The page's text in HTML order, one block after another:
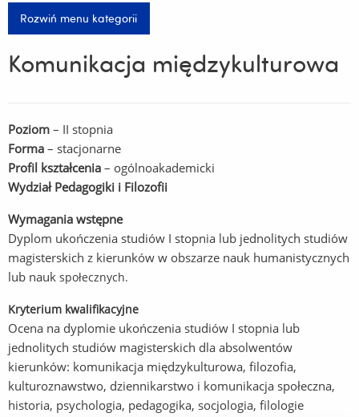
Rozwiń menu kategorii
Komunikacja międzykulturowa
Poziom – II stopnia
Forma – stacjonarne
Profil kształcenia – ogólnoakademicki
Wydział Pedagogiki i Filozofii
Wymagania wstępne
Dyplom ukończenia studiów I stopnia lub jednolitych studiów
magisterskich z kierunków w obszarze nauk humanistycznych
lub nauk społecznych.
Kryterium kwalifikacyjne
Ocena na dyplomie ukończenia studiów I stopnia lub
jednolitych studiów magisterskich dla absolwentów
kierunków: komunikacja międzykulturowa, filozofia,
kulturoznawstwo, dziennikarstwo i komunikacja społeczna,
historia, psychologia, pedagogika, socjologia, filologie